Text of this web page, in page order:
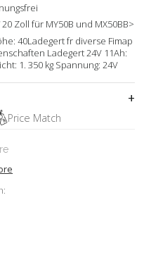
Zoll für MY50B und MX50BB>
40Ladegert fr diverse Fimap
Ladegert 24V 11Ah:
1. 350 kg Spannung: 24V
Price Match